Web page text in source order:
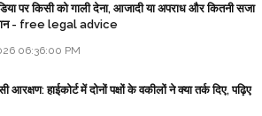
पर किसी को गाली देना, आजादी या अपराध और कितनी सजा
- free legal advice
06:36:00 PM
आरक्षण: हाईकोर्ट में दोनों पक्षों के वकीलों ने क्या तर्क दिए, पढ़िए